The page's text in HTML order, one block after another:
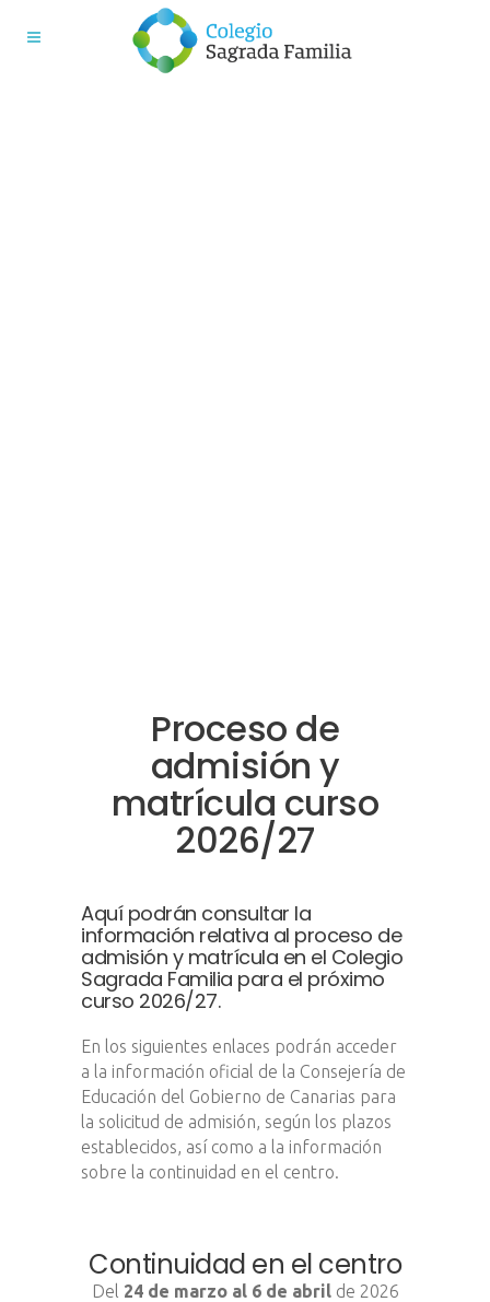
Proceso de
admisión y
matrícula curso
2026/27
Aquí podrán consultar la
información relativa al proceso de
admisión y matrícula en el Colegio
Sagrada Familia para el próximo
curso 2026/27.
En los siguientes enlaces podrán acceder
a la información oficial de la Consejería de
Educación del Gobierno de Canarias para
la solicitud de admisión, según los plazos
establecidos, así como a la información
sobre la continuidad en el centro.
Continuidad en el centro
Del 24 de marzo al 6 de abrilde 2026